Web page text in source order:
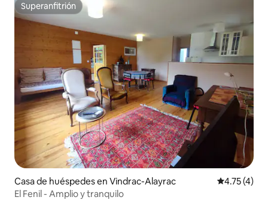
Superanfitrión
Superanfitrión
Casa de huéspedes en Vindrac-Alayrac Calificación
4.75 (4)
El Fenil - Amplio y tranquilo